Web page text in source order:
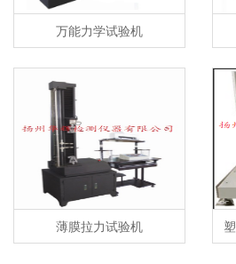
万能力学试验机
薄膜拉力试验机